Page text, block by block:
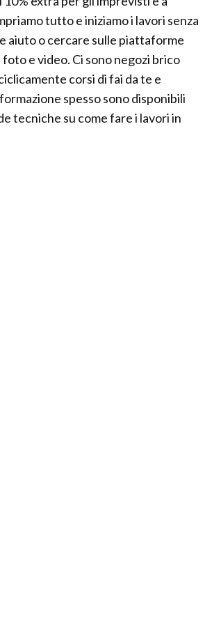
tutto e iniziamo i lavori senza
aiuto o cercare sulle piattaforme
e video. Ci sono negozi brico
corsi di fai da te e
spesso sono disponibili
tecniche su come fare i lavori in